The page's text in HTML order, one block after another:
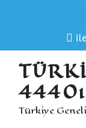
Türkiye